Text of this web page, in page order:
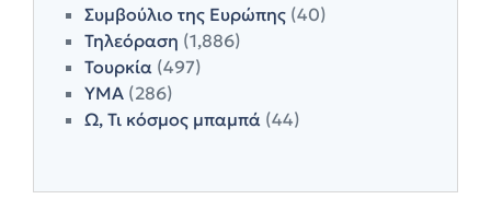
Συμβούλιο της Ευρώπης (40)
Τηλεόραση (1,886)
Τουρκία (497)
ΥΜΑ (286)
Ω, Τι κόσμος μπαμπά (44)